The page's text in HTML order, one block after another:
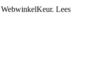
WebwinkelKeur. Lees